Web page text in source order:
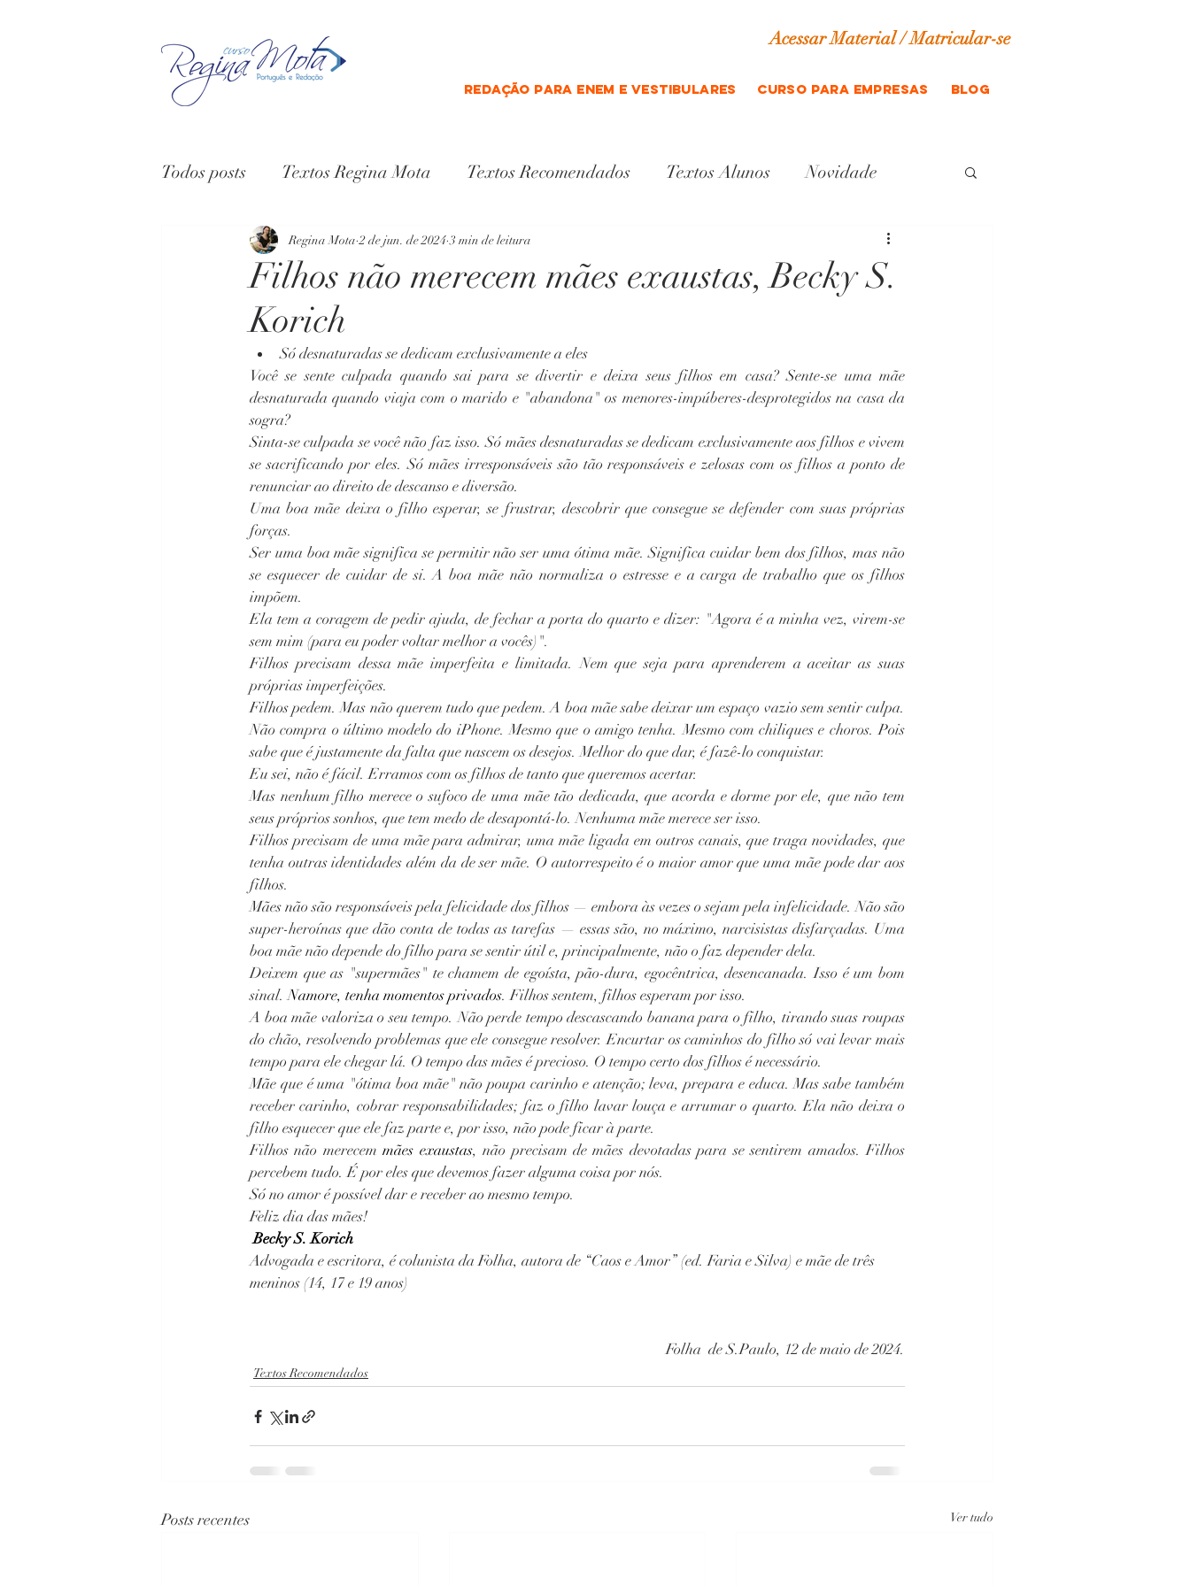
Acessar Material / Matricular-se
REDAÇÃO para ENEM e vestibulares curso para empresas blog
Todos posts Textos Regina Mota Textos Recomendados Textos Alunos Novidade
Depoimentos Indicação cultural
Filhos não merecem mães exaustas, Becky S.
Korich
Regina Mota 2 de jun. de 2024 3 min de leitura
Só desnaturadas se dedicam exclusivamente a eles
Você se sente culpada quando sai para se divertir e deixa seus filhos em casa? Sente-se uma mãe
desnaturada quando viaja com o marido e "abandona" os menores-impúberes-desprotegidos na casa da
sogra?
Sinta-se culpada se você não faz isso. Só mães desnaturadas se dedicam exclusivamente aos filhos e vivem
se sacrificando por eles. Só mães irresponsáveis são tão responsáveis e zelosas com os filhos a ponto de
renunciar ao direito de descanso e diversão.
Uma boa mãe deixa o filho esperar, se frustrar, descobrir que consegue se defender com suas próprias
forças.
Ser uma boa mãe significa se permitir não ser uma ótima mãe. Significa cuidar bem dos filhos, mas não
se esquecer de cuidar de si. A boa mãe não normaliza o estresse e a carga de trabalho que os filhos
impõem.
Ela tem a coragem de pedir ajuda, de fechar a porta do quarto e dizer: "Agora é a minha vez, virem-se
sem mim (para eu poder voltar melhor a vocês)".
Filhos precisam dessa mãe imperfeita e limitada. Nem que seja para aprenderem a aceitar as suas
próprias imperfeições.
Filhos pedem. Mas não querem tudo que pedem. A boa mãe sabe deixar um espaço vazio sem sentir culpa.
Não compra o último modelo do iPhone. Mesmo que o amigo tenha. Mesmo com chiliques e choros. Pois
sabe que é justamente da falta que nascem os desejos. Melhor do que dar, é fazê-lo conquistar.
Eu sei, não é fácil. Erramos com os filhos de tanto que queremos acertar.
Mas nenhum filho merece o sufoco de uma mãe tão dedicada, que acorda e dorme por ele, que não tem
seus próprios sonhos, que tem medo de desapontá-lo. Nenhuma mãe merece ser isso.
Filhos precisam de uma mãe para admirar, uma mãe ligada em outros canais, que traga novidades, que
tenha outras identidades além da de ser mãe. O autorrespeito é o maior amor que uma mãe pode dar aos
filhos.
Mães não são responsáveis pela felicidade dos filhos — embora às vezes o sejam pela infelicidade. Não são
super-heroínas que dão conta de todas as tarefas — essas são, no máximo, narcisistas disfarçadas. Uma
boa mãe não depende do filho para se sentir útil e, principalmente, não o faz depender dela.
Deixem que as "supermães" te chamem de egoísta, pão-dura, egocêntrica, desencanada. Isso é um bom
sinal. Namore, tenha momentos privados. Filhos sentem, filhos esperam por isso.
A boa mãe valoriza o seu tempo. Não perde tempo descascando banana para o filho, tirando suas roupas
do chão, resolvendo problemas que ele consegue resolver. Encurtar os caminhos do filho só vai levar mais
tempo para ele chegar lá. O tempo das mães é precioso. O tempo certo dos filhos é necessário.
Mãe que é uma "ótima boa mãe" não poupa carinho e atenção; leva, prepara e educa. Mas sabe também
receber carinho, cobrar responsabilidades; faz o filho lavar louça e arrumar o quarto. Ela não deixa o
filho esquecer que ele faz parte e, por isso, não pode ficar à parte.
Filhos não merecem mães exaustas, não precisam de mães devotadas para se sentirem amados. Filhos
percebem tudo. É por eles que devemos fazer alguma coisa por nós.
Só no amor é possível dar e receber ao mesmo tempo.
Feliz dia das mães!
Becky S. Korich
Advogada e escritora, é colunista da Folha, autora de “Caos e Amor” (ed. Faria e Silva) e mãe de três
meninos (14, 17 e 19 anos)
Folha  de S.Paulo, 12 de maio de 2024.
Textos Recomendados
Posts recentes Ver tudo